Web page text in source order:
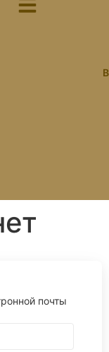
почты